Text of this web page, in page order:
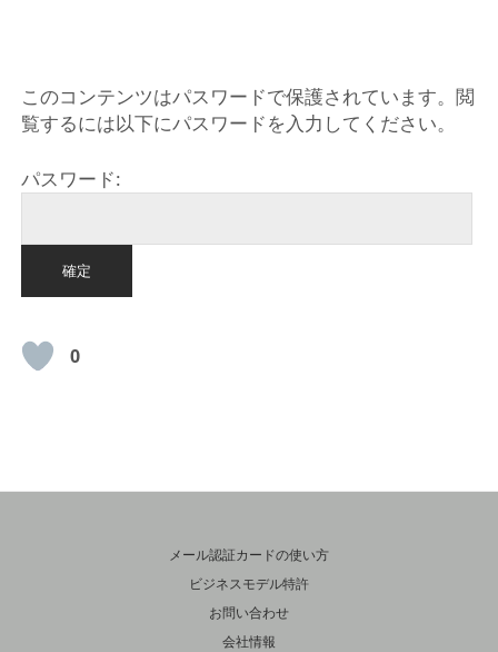
このコンテンツはパスワードで保護されています。閲
覧するには以下にパスワードを入力してください。
パスワード:
0
メール認証カードの使い方
ビジネスモデル特許
お問い合わせ
会社情報